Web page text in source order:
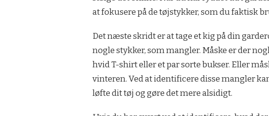
at fokusere på de tøjstykker, som du faktisk
Det næste skridt er at tage et kig på din
nogle stykker, som mangler. Måske er der
hvid T-shirt eller et par sorte bukser. Eller
vinteren. Ved at identificere disse mangler
løfte dit tøj og gøre det mere alsidigt.